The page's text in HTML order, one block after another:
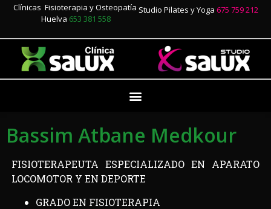
Clínicas Fisioterapia y Osteopatía
Huelva 653 381 558
Studio Pilates y Yoga 675 759 212
Bassim Atbane Medkour
FISIOTERAPEUTA ESPECIALIZADO EN APARATO
LOCOMOTOR Y EN DEPORTE
GRADO EN FISIOTERAPIA